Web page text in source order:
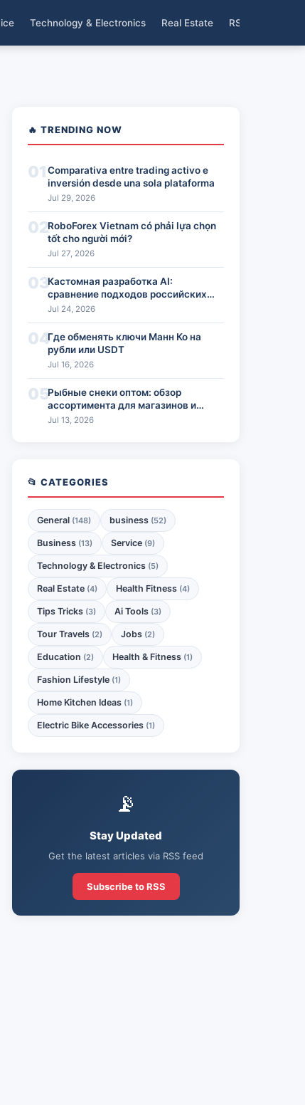
Technology & Electronics Real Estate RSS
🔥 TRENDING NOW
01Comparativa entre trading activo e
inversión desde una sola plataforma
Jul 29, 2026
02RoboForex Vietnam có phải lựa chọn
tốt cho người mới?
Jul 27, 2026
03Кастомная разработка AI:
сравнение подходов российских
команд
Jul 24, 2026
04Где обменять ключи Манн Ко на
рубли или USDT
Jul 16, 2026
05Рыбные снеки оптом: обзор
ассортимента для магазинов и
HoReCa
Jul 13, 2026
📂 CATEGORIES
General (148) business (52)
Business (13) Service (9)
Technology & Electronics (5)
Real Estate (4) Health Fitness (4)
Tips Tricks (3) Ai Tools (3)
Tour Travels (2) Jobs (2)
Education (2) Health & Fitness (1)
Fashion Lifestyle (1)
Home Kitchen Ideas (1)
Electric Bike Accessories (1)
📡
Stay Updated
Get the latest articles via RSS feed
Subscribe to RSS